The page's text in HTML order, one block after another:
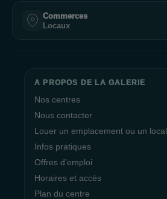
Commerces
Locaux
A PROPOS DE LA GALERIE
Nos centres
Nous contacter
Louer un emplacement ou un local
Infos pratiques
Offres d’emploi
Horaires et accès
Plan du centre